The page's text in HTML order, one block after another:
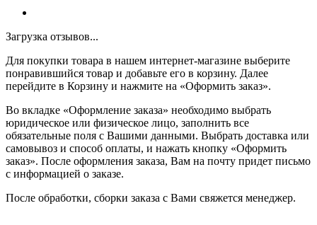
Загрузка отзывов...
Для покупки товара в нашем интернет-магазине выберите
понравившийся товар и добавьте его в корзину. Далее
перейдите в Корзину и нажмите на «Оформить заказ».
Во вкладке «Оформление заказа» необходимо выбрать
юридическое или физическое лицо, заполнить все
обязательные поля с Вашими данными. Выбрать доставка или
самовывоз и способ оплаты, и нажать кнопку «Оформить
заказ». После оформления заказа, Вам на почту придет письмо
с информацией о заказе.
После обработки, сборки заказа с Вами свяжется менеджер.